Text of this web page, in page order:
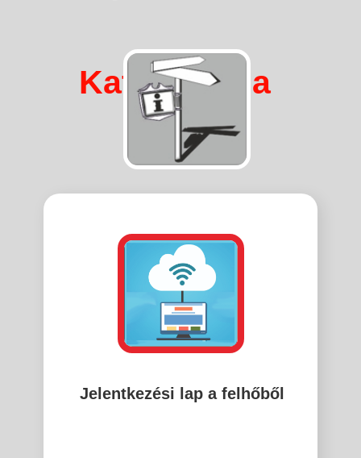
Kattintson a
képre!
Jelentkezési lap a felhőből